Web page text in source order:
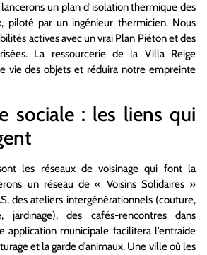
un plan d’isolation thermique des
piloté par un ingénieur thermicien. Nous
actives avec un vrai Plan Piéton et des
La ressourcerie de la Villa Reige
vie des objets et réduira notre empreinte
sociale : les liens qui
les réseaux de voisinage qui font la
un réseau de « Voisins Solidaires »
des ateliers intergénérationnels (couture,
jardinage), des cafés-rencontres dans
application municipale facilitera l’entraide
et la garde d’animaux. Une ville où les